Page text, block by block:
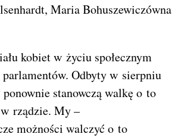
Maria Bohuszewiczówna
kobiet w życiu społecznym
Odbyty w sierpniu
stanowczą walkę o to
rządzie. My –
możności walczyć o to